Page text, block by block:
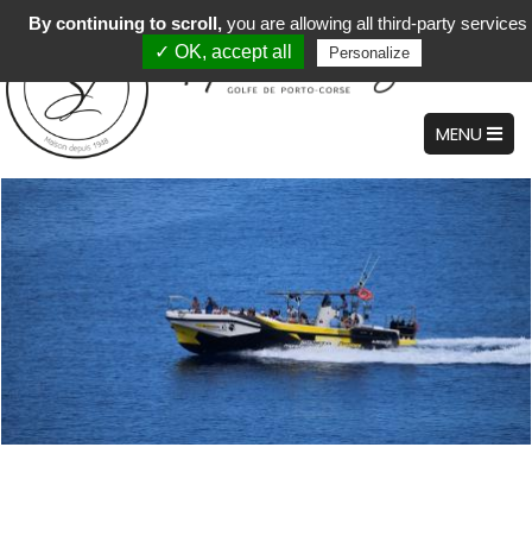
MENU
By continuing to scroll, you are allowing all third-party services
✓ OK, accept all
Personalize